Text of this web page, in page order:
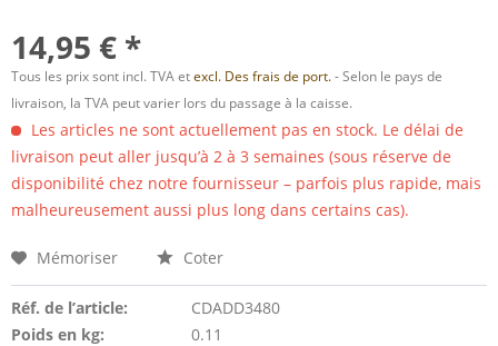
14,95 € *
Tous les prix sont incl. TVA etexcl. Des frais de port.- Selon le pays de
livraison, la TVA peut varier lors du passage à la caisse.
Les articles ne sont actuellement pas en stock. Le délai de
livraison peut aller jusqu’à 2 à 3 semaines (sous réserve de
disponibilité chez notre fournisseur – parfois plus rapide, mais
malheureusement aussi plus long dans certains cas).
Mémoriser Coter
Réf. de l’article:
CDADD3480
Poids en kg:
0.11